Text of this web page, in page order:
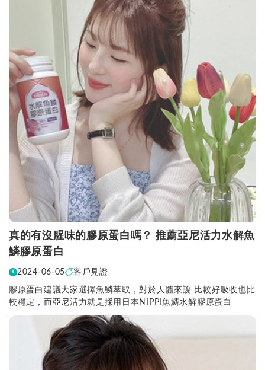
真的有沒腥味的膠原蛋白嗎？ 推薦亞尼活力水解魚
鱗膠原蛋白
2024-06-05 客戶見證
膠原蛋白建議大家選擇魚鱗萃取，對於人體來說 比較好吸收也比
較穩定，而亞尼活力就是採用日本NIPPI魚鱗水解膠原蛋白